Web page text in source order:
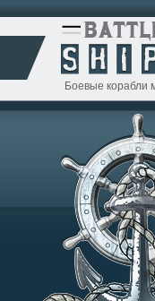
Боевые корабли